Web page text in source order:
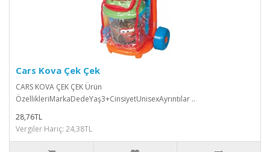
Cars Kova Çek Çek
CARS KOVA ÇEK ÇEK Ürün
ÖzellikleriMarkaDedeYaş3+CinsiyetUnisexAyrıntılar ..
28,76TL
Vergiler Hariç: 24,38TL